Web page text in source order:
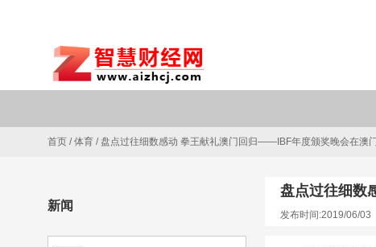
首页 /体育 /盘点过往细数感动 拳王献礼澳门回归——IBF年度颁奖晚会在澳
新闻
盘点过往细数
发布时间:2019/06/03